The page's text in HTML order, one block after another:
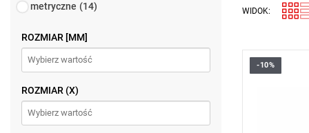
metryczne (14)
ROZMIAR [MM]
ROZMIAR (X)
WIDOK:
Rozmiar:
-10%